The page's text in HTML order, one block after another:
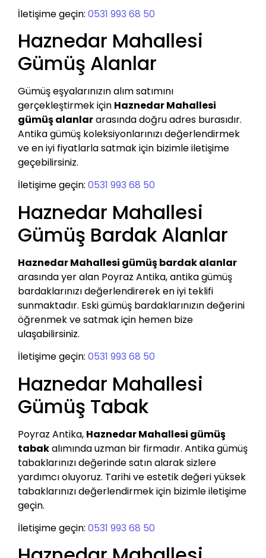
İletişime geçin: 0531 993 68 50
Haznedar Mahallesi
Gümüş Alanlar
Gümüş eşyalarınızın alım satımını
gerçekleştirmek için Haznedar Mahallesi
gümüş alanlararasında doğru adres burasıdır.
Antika gümüş koleksiyonlarınızı değerlendirmek
ve en iyi fiyatlarla satmak için bizimle iletişime
geçebilirsiniz.
İletişime geçin: 0531 993 68 50
Haznedar Mahallesi
Gümüş Bardak Alanlar
Haznedar Mahallesi gümüş bardak alanlar
arasında yer alan Poyraz Antika, antika gümüş
bardaklarınızı değerlendirerek en iyi teklifi
sunmaktadır. Eski gümüş bardaklarınızın değerini
öğrenmek ve satmak için hemen bize
ulaşabilirsiniz.
İletişime geçin: 0531 993 68 50
Haznedar Mahallesi
Gümüş Tabak
Poyraz Antika, Haznedar Mahallesi gümüş
tabakalımında uzman bir firmadır. Antika gümüş
tabaklarınızı değerinde satın alarak sizlere
yardımcı oluyoruz. Tarihi ve estetik değeri yüksek
tabaklarınızı değerlendirmek için bizimle iletişime
geçin.
İletişime geçin: 0531 993 68 50